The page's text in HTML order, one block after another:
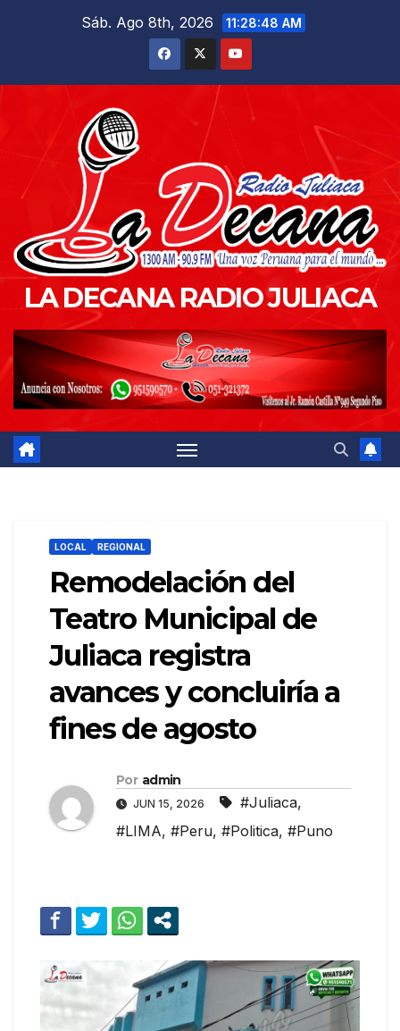
Sáb. Ago 8th, 2026 11:28:49 AM
LA DECANA RADIO JULIACA
LOCAL REGIONAL
Remodelación del
Teatro Municipal de
Juliaca registra
avances y concluiría a
fines de agosto
Por admin
JUN 15, 2026 #Juliaca,
#LIMA, #Peru, #Politica, #Puno